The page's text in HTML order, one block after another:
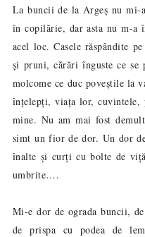
La buncii de la Argeș nu mi-
în copilărie, dar asta nu m-a
acel loc. Casele răspândite
și pruni, cărări înguste ce se
molcome ce duc poveștile la
înțelepți, viața lor, cuvintele,
mine. Nu am mai fost
simt un fior de dor. Un dor
înalte și curți cu bolte de
umbrite….
Mi-e dor de ograda buncii, de
de prispa cu podea de